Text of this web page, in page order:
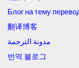
Блог на тему
翻译博客
مدونة الترجمة
번역 블로그